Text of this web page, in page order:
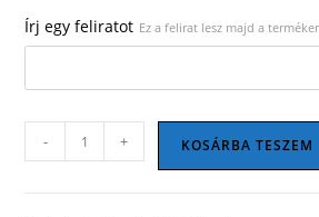
Írj egy feliratot Ez a felirat lesz majd a
12
- + KOSÁRBA TESZEM